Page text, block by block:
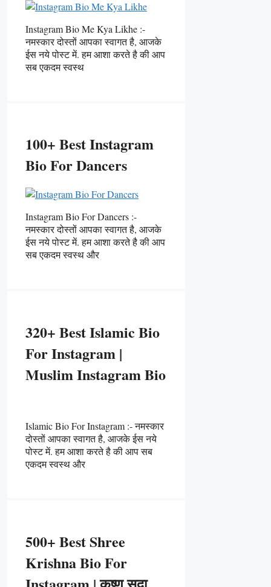
Instagram Bio Me Kya Likhe :-
नमस्कार दोस्तों आपका स्वागत है, आजके
ईस नये पोस्ट में. हम आशा करते है की आप
सब एकदम स्वस्थ
100+ Best Instagram
Bio For Dancers
Instagram Bio For Dancers :-
नमस्कार दोस्तों आपका स्वागत है, आजके
ईस नये पोस्ट में. हम आशा करते है की आप
सब एकदम स्वस्थ और
320+ Best Islamic Bio
For Instagram |
Muslim Instagram Bio
Islamic Bio For Instagram :- नमस्कार
दोस्तों आपका स्वागत है, आजके ईस नये
पोस्ट में. हम आशा करते है की आप सब
एकदम स्वस्थ और
500+ Best Shree
Krishna Bio For